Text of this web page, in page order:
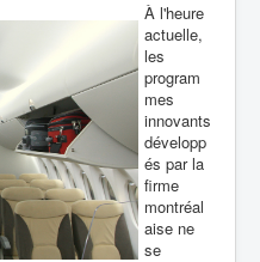
À l'heure
actuelle,
les
program
mes
innovants
développ
és par la
firme
montréal
aise ne
se